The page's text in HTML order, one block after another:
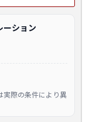
ーション
実際の条件により異